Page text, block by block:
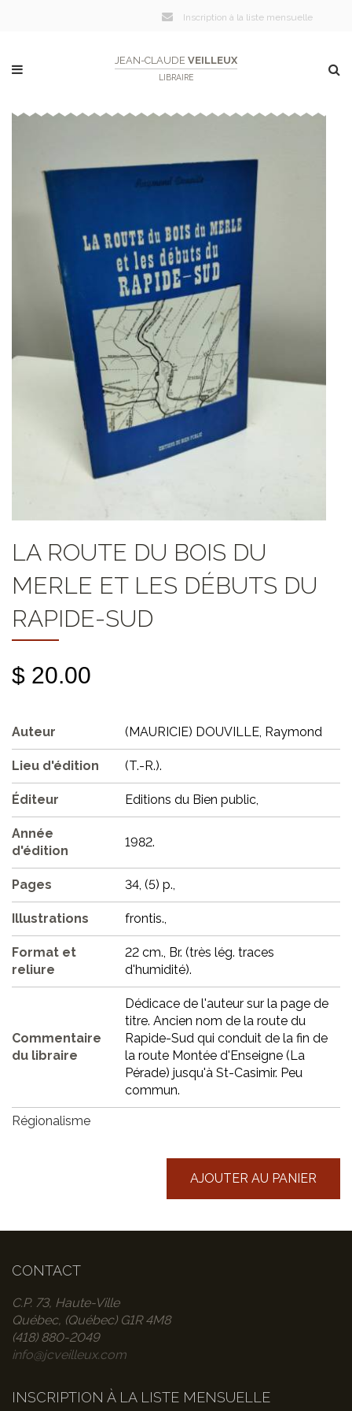
Inscription à la liste mensuelle
JEAN-CLAUDE VEILLEUX
LIBRAIRE
LA ROUTE DU BOIS DU
MERLE ET LES DÉBUTS DU
RAPIDE-SUD
$ 20.00
Auteur (MAURICIE) DOUVILLE, Raymond
Lieu d'édition (T.-R.).
Éditeur Editions du Bien public,
Année
d'édition
1982.
Pages 34, (5) p.,
Illustrations frontis.,
Format et
reliure
22 cm., Br. (très lég. traces
d'humidité).
Commentaire
du libraire
Dédicace de l'auteur sur la page de
titre. Ancien nom de la route du
Rapide-Sud qui conduit de la fin de
la route Montée d'Enseigne (La
Pérade) jusqu'à St-Casimir. Peu
commun.
Régionalisme
AJOUTER AU PANIER
CONTACT
C.P. 73, Haute-Ville
Québec, (Québec) G1R 4M8
(418) 880-2049
info@jcveilleux.com
INSCRIPTION À LA LISTE MENSUELLE